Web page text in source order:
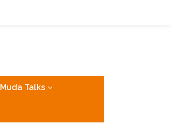
Muda Talks